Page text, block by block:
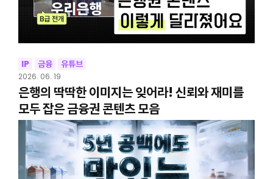
IP 금융 유튜브
2026. 06. 19
은행의 딱딱한 이미지는 잊어라! 신뢰와 재미를
모두 잡은 금융권 콘텐츠 모음